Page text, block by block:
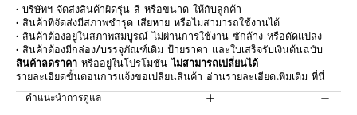
• บริษัทฯ จัดส่งสินค้าผิดรุ่น สี หรือขนาด ให้กับลูกค้า
• สินค้าที่จัดส่งมีสภาพชำรุด เสียหาย หรือไม่สามารถใช้งานได้
• สินค้าต้องอยู่ในสภาพสมบูรณ์ ไม่ผ่านการใช้งาน ซักล้าง หรือดัดแปลง
• สินค้าต้องมีกล่อง/บรรจุภัณฑ์เดิม ป้ายราคา และใบเสร็จรับเงินต้นฉบับ
สินค้าลดราคา หรืออยู่ในโปรโมชั่นไม่สามารถเปลี่ยนได้
รายละเอียดขั้นตอนการแจ้งขอเปลี่ยนสินค้า อ่านรายละเอียดเพิ่มเติม ที่นี่
คำแนะนำการดูแล